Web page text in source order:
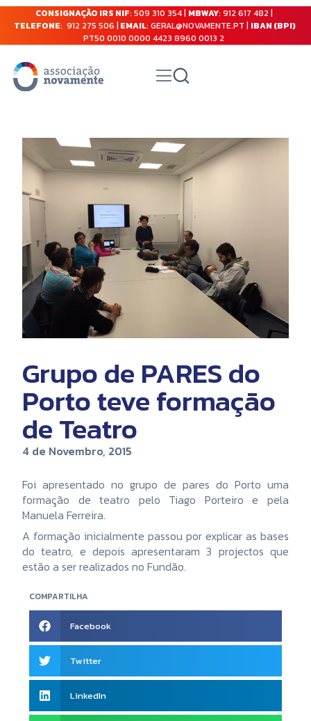
CONSIGNAÇÃO IRS NIF: 509 310 354 | MBWAY: 912 617 482 |
TELEFONE: 912 275 506 | EMAIL: GERAL@NOVAMENTE.PT | IBAN (BPI)
PT50 0010 0000 4423 8960 0013 2
COMPARTILHA
Facebook
Twitter
LinkedIn
Grupo de PARES do
Porto teve formação
de Teatro
4 de Novembro, 2015
Foi apresentado no grupo de pares do Porto uma
formação de teatro pelo Tiago Porteiro e pela
Manuela Ferreira.
A formação inicialmente passou por explicar as bases
do teatro, e depois apresentaram 3 projectos que
estão a ser realizados no Fundão.